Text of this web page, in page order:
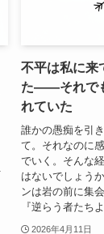
不平は私に来
た――それで
れていた
誰かの愚痴を引
て。それなのに
でいく。そんな
はないでしょう
ンは岩の前に集
『逆らう者たち
2026年4月11日